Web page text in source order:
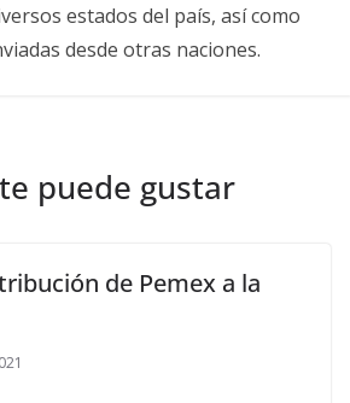
estados del país, así como
desde otras naciones.
puede gustar
de Pemex a la